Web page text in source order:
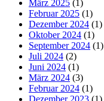
März 2025 (1)
Februar 2025 (1)
Dezember 2024 (1)
Oktober 2024 (1)
September 2024 (1)
Juli 2024 (2)
Juni 2024 (1)
März 2024 (3)
Februar 2024 (1)
Dezember 2023 (1)